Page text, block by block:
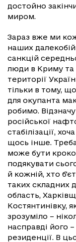
достойно
миром.
Зараз вже ми
наших
санкцій
люди в Криму та
території
тільки в тому,
для окупанта
робимо.
російської
стабілізації,
щось інше. Треба
може бути
подякувати
й кожній, хто
таких складних
область,
Костянтинівку,
зрозуміло –
насправді його
резиденції. В